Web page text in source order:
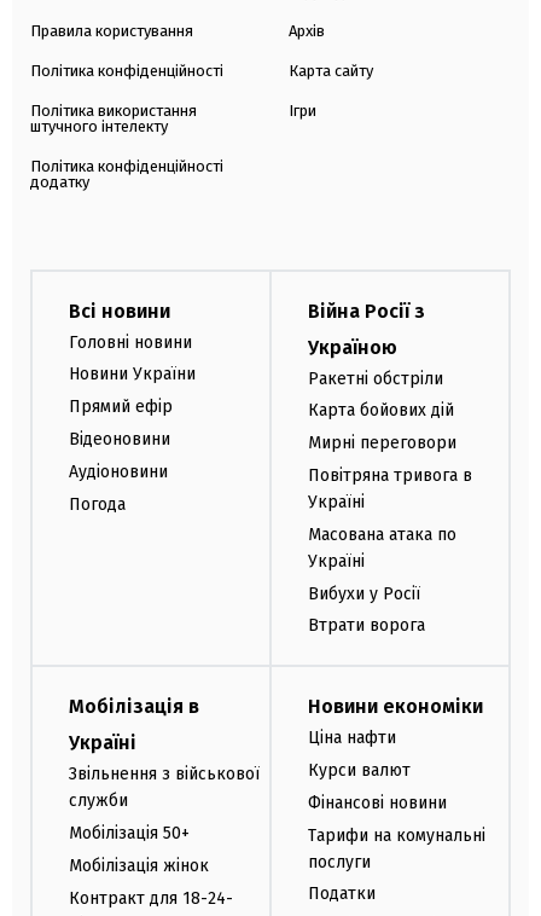
Правила користування
Політика конфіденційності
Політика використання
штучного інтелекту
Політика конфіденційності
додатку
Архів
Карта сайту
Ігри
Всі новини
Головні новини
Новини України
Прямий ефір
Відеоновини
Аудіоновини
Погода
Війна Росії з
Україною
Ракетні обстріли
Карта бойових дій
Мирні переговори
Повітряна тривога в
Україні
Масована атака по
Україні
Вибухи у Росії
Втрати ворога
Мобілізація в
Україні
Звільнення з військової
служби
Мобілізація 50+
Мобілізація жінок
Контракт для 18-24-
Новини економіки
Ціна нафти
Курси валют
Фінансові новини
Тарифи на комунальні
послуги
Податки